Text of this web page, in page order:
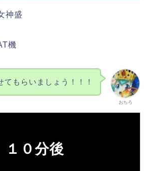
神盛
機
おちろ
てもらいましょう！！！
１０分後